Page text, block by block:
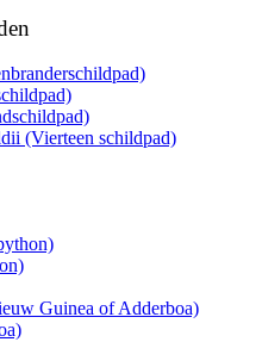
(Vierteen schildpad)
Guinea of Adderboa)